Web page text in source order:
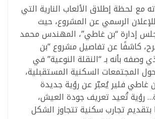
مع لحظة إطلاق الألعاب النارية التي
الرسمي عن المشروع، حيث
إدارة “بن غاطي”، المهندس محمد
كاشفًا عن تفاصيل مشروع “بن
وصفه بأنه بـ “النقلة النوعية” في
المجتمعات السكنية المستقبلية،
غاطي فلير يُعبّر عن رؤية جديدة
رؤية تُعيد تعريف جودة العيش،
بتقديم تجارب سكنية تتجاوز الشكل